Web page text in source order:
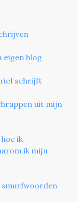
eigen blog
schrijft
uit mijn
ik
ik mijn
smurfwoorden